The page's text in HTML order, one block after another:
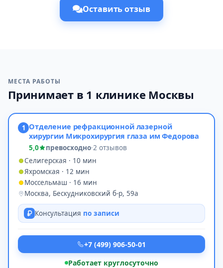
Оставить отзыв
МЕСТА РАБОТЫ
Принимает в 1 клинике Москвы
1 Отделение рефракционной лазерной
хирургии Микрохирургия глаза им Федорова
5,0 превосходно·2 отзывов
Селигерская · 10 мин
Яхромская · 12 мин
Моссельмаш · 16 мин
Москва, Бескудниковский б-р, 59а
Консультация по записи
+7 (499) 906-50-01
Работает круглосуточно